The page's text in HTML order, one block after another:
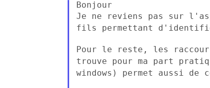
Je ne reviens pas sur
fils permettant
Pour le reste, les
trouve pour ma part
windows) permet aussi